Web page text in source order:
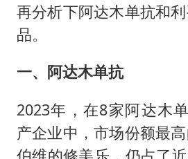
再分析下阿达木单抗和
品。
一、阿达木单抗
2023年，在8家阿达木
产企业中，市场份额最